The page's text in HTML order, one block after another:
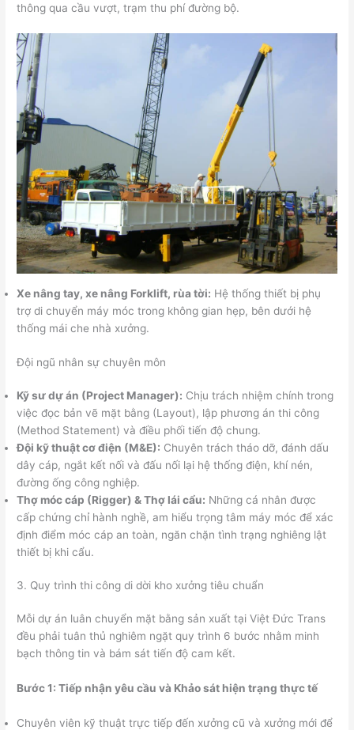
thông qua cầu vượt, trạm thu phí đường bộ.
Xe nâng tay, xe nâng Forklift, rùa tời: Hệ thống thiết bị phụ
trợ di chuyển máy móc trong không gian hẹp, bên dưới hệ
thống mái che nhà xưởng.
Đội ngũ nhân sự chuyên môn
Kỹ sư dự án (Project Manager): Chịu trách nhiệm chính trong
việc đọc bản vẽ mặt bằng (Layout), lập phương án thi công
(Method Statement) và điều phối tiến độ chung.
Đội kỹ thuật cơ điện (M&E): Chuyên trách tháo dỡ, đánh dấu
dây cáp, ngắt kết nối và đấu nối lại hệ thống điện, khí nén,
đường ống công nghiệp.
Thợ móc cáp (Rigger) & Thợ lái cẩu: Những cá nhân được
cấp chứng chỉ hành nghề, am hiểu trọng tâm máy móc để xác
định điểm móc cáp an toàn, ngăn chặn tình trạng nghiêng lật
thiết bị khi cẩu.
3. Quy trình thi công di dời kho xưởng tiêu chuẩn
Mỗi dự án luân chuyển mặt bằng sản xuất tại Việt Đức Trans
đều phải tuân thủ nghiêm ngặt quy trình 6 bước nhằm minh
bạch thông tin và bám sát tiến độ cam kết.
Bước 1: Tiếp nhận yêu cầu và Khảo sát hiện trạng thực tế
Chuyên viên kỹ thuật trực tiếp đến xưởng cũ và xưởng mới để